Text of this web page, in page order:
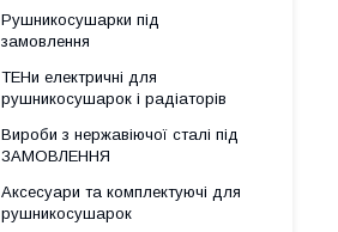
Рушникосушарки під
замовлення
ТЕНи електричні для
рушникосушарок і радіаторів
Вироби з нержавіючої сталі під
ЗАМОВЛЕННЯ
Аксесуари та комплектуючі для
рушникосушарок